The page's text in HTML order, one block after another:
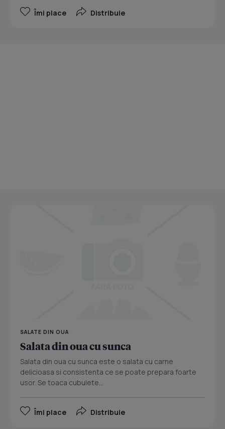
Îmi place Distribuie
SALATE DIN OUA
Salata din oua cu sunca
Salata din oua cu sunca este o salata cu carne
delicioasa si consistenta ce se poate prepara foarte
usor. Se toaca cubulete...
Îmi place Distribuie